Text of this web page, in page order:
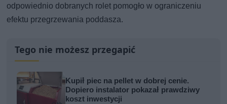
odpowiednio dobranych rolet pomogło w ograniczeniu
efektu przegrzewania poddasza.
Tego nie możesz przegapić
Kupił piec na pellet w dobrej cenie.
Dopiero instalator pokazał prawdziwy
koszt inwestycji